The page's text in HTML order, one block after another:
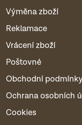
Výměna zboží
Reklamace
Vrácení zboží
Poštovné
Obchodní
Ochrana osobních
Cookies